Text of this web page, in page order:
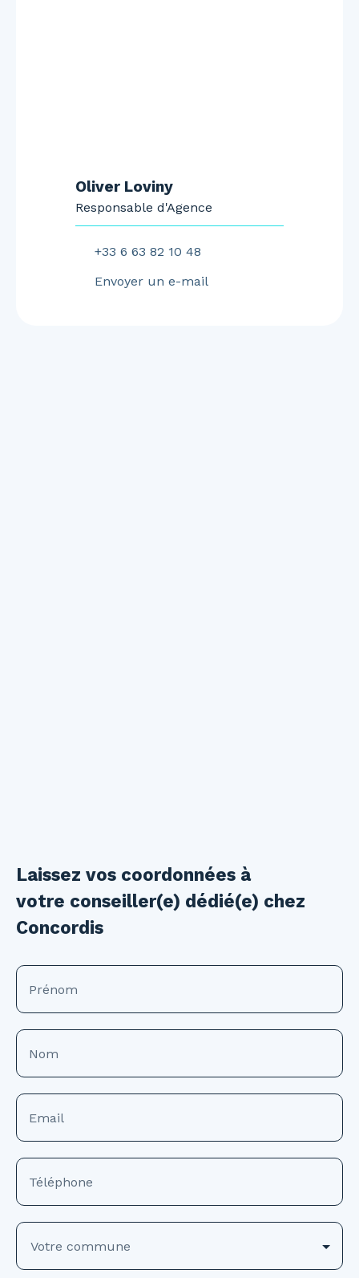
Oliver Loviny
Responsable d'Agence
+33 6 63 82 10 48
Envoyer un e-mail
Laissez vos coordonnées à
votre conseiller(e) dédié(e) chez
Concordis
Prénom
Nom
Email
Téléphone
Votre commune